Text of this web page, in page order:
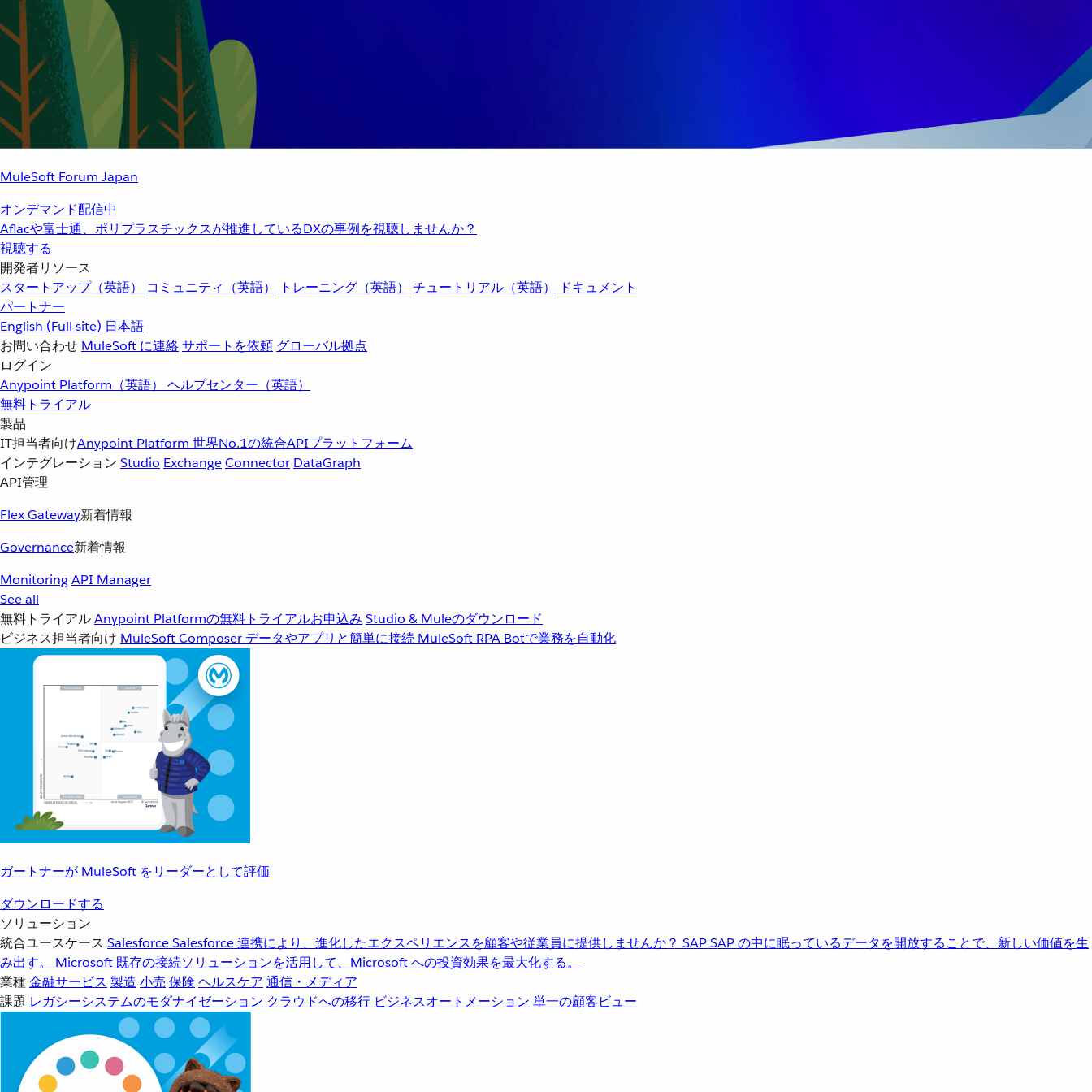
MuleSoft Forum Japan
オンデマンド配信中
Aflacや富士通、ポリプラスチックスが推進しているDXの事例を視聴しませんか？
視聴する
開発者リソース
スタートアップ（英語）
コミュニティ（英語） トレーニング（英語） チュートリアル（英語）
ドキュメント
パートナー
English (Full site) 日本語
お問い合わせ MuleSoft に連絡サポートを依頼 グローバル拠点
ログイン
Anypoint Platform（英語） ヘルプセンター（英語）
無料トライアル
製品
IT担当者向けAnypoint Platform 世界No.1の統合APIプラットフォーム
インテグレーション Studio ExchangeConnector DataGraph
API管理
Flex Gateway新着情報
Governance新着情報
MonitoringAPI Manager
See all
無料トライアルAnypoint Platformの無料トライアルお申込み Studio & Muleのダウンロード
ビジネス担当者向け MuleSoft Composer データやアプリと簡単に接続 MuleSoft RPA Botで業務を自動化
ガートナーが MuleSoft をリーダーとして評価
ダウンロードする
ソリューション
統合ユースケース SalesforceSalesforce 連携により、進化したエクスペリエンスを顧客や従業員に提供しませんか？ SAPSAP の中に眠っているデータを開放することで、新しい価値を生
み出す。
Microsoft 既存の接続ソリューションを活用して、Microsoft への投資効果を最大化する。
業種金融サービス 製造 小売 保険 ヘルスケア 通信・メディア
課題 レガシーシステムのモダナイゼーション クラウドへの移行 ビジネスオートメーション 単一の顧客ビュー